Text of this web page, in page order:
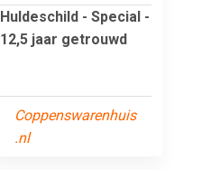
Huldeschild - Special -
12,5 jaar getrouwd
Coppenswarenhuis
.nl